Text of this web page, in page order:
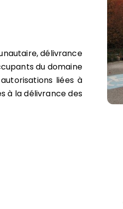
délivrance
du domaine
liées à
à la délivrance des